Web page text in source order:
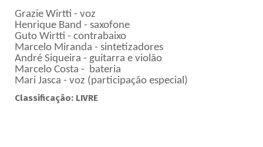
Grazie Wirtti - voz
Henrique Band - saxofone
Guto Wirtti - contrabaixo
Marcelo Miranda - sintetizadores
André Siqueira - guitarra e violão
Marcelo Costa - bateria
Mari Jasca - voz (participação especial)
Classificação: LIVRE